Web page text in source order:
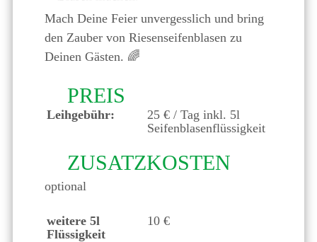
Mach Deine Feier unvergesslich und bring
den Zauber von Riesenseifenblasen zu
Deinen Gästen. 🌈
PREIS
Leihgebühr:
25 € / Tag inkl. 5l
Seifenblasenflüssigkeit
ZUSATZKOSTEN
optional
weitere 5l
Flüssigkeit
10 €